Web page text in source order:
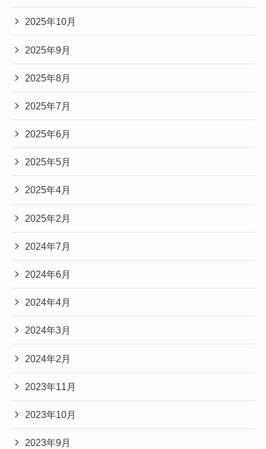
2025年10月
2025年9月
2025年8月
2025年7月
2025年6月
2025年5月
2025年4月
2025年2月
2024年7月
2024年6月
2024年4月
2024年3月
2024年2月
2023年11月
2023年10月
2023年9月